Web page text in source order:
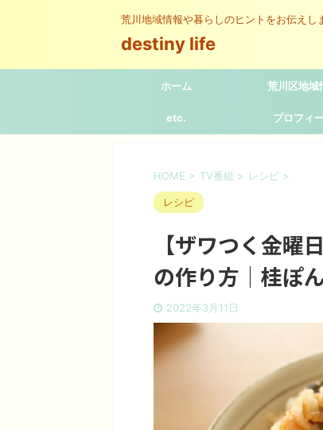
荒川地域情報や暮らしのヒントをお伝えし
destiny life
ホーム 荒川区地域
etc. プロフィ
HOME > TV番組 > レシピ >
レシピ
【ザワつく金曜
の作り方｜桂ぽ
2022年3月11日